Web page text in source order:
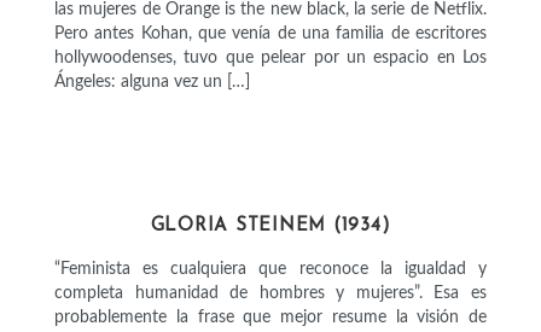
las mujeres de Orange is the new black, la serie de Netflix.
Pero antes Kohan, que venía de una familia de escritores
hollywoodenses, tuvo que pelear por un espacio en Los
Ángeles: alguna vez un […]
GLORIA STEINEM (1934)
“Feminista es cualquiera que reconoce la igualdad y
completa humanidad de hombres y mujeres”. Esa es
probablemente la frase que mejor resume la visión de